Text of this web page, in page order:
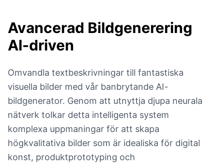
Avancerad Bildgenerering
AI-driven
Omvandla textbeskrivningar till fantastiska
visuella bilder med vår banbrytande AI-
bildgenerator. Genom att utnyttja djupa neurala
nätverk tolkar detta intelligenta system
komplexa uppmaningar för att skapa
högkvalitativa bilder som är idealiska för digital
konst, produktprototyping och